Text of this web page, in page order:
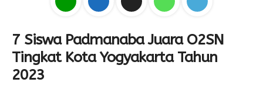
Download
Hubungi Kami
7 Siswa Padmanaba Juara O2SN
Tingkat Kota Yogyakarta Tahun
2023